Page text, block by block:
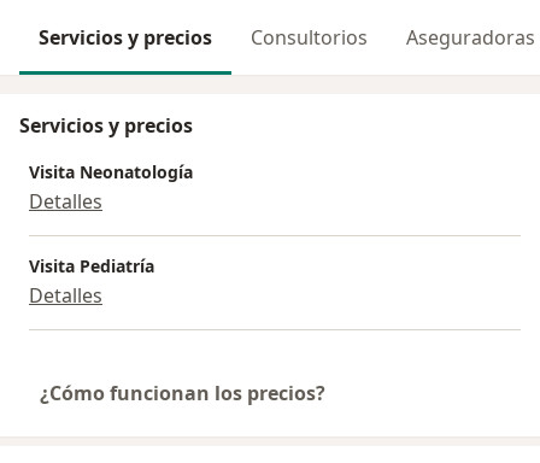
Servicios y precios Consultorios Aseguradoras
Servicios y precios
Visita Neonatología
Detalles
Visita Pediatría
Detalles
¿Cómo funcionan los precios?